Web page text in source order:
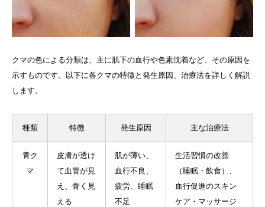
クマの色による分類は、主に肌下の血行や色素沈着など、その原因を
示すものです。以下に各クマの特徴と発生原因、治療法を詳しく解説
します。
種類 特徴 発生原因 主な治療法
青ク
マ
皮膚が透け
て血管が見
え、青く見
える
肌が薄い、
血行不良、
疲労、睡眠
不足
生活習慣の改善
（睡眠・飲食）、
血行促進のスキン
ケア・マッサージ